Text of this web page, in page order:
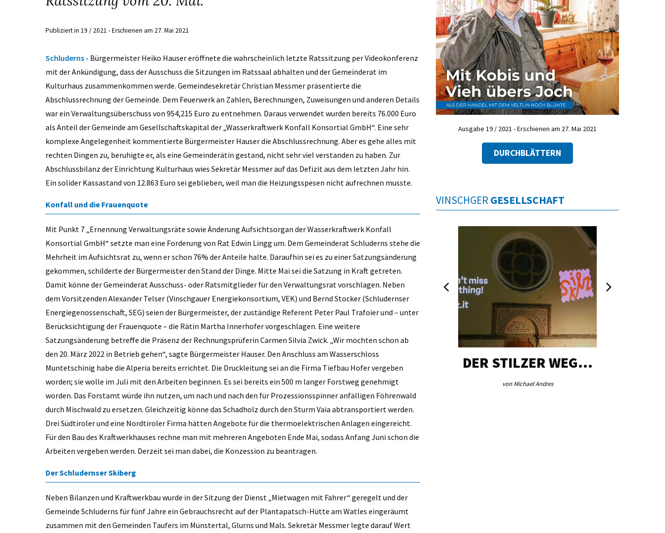
Publiziert in 19 / 2021 - Erschienen am 27. Mai 2021
Schluderns - Bürgermeister Heiko Hauser eröffnete die wahrscheinlich letzte Ratssitzung per Videokonferenz
mit der Ankündigung, dass der Ausschuss die Sitzungen im Ratssaal abhalten und der Gemeinderat im
Kulturhaus zusammenkommen werde. Gemeindesekretär Christian Messmer präsentierte die
Abschlussrechnung der Gemeinde. Dem Feuerwerk an Zahlen, Berechnungen, Zuweisungen und anderen Details
war ein Verwaltungsüberschuss von 954,215 Euro zu entnehmen. Daraus verwendet wurden bereits 76.000 Euro
als Anteil der Gemeinde am Gesellschaftskapital der „Wasserkraftwerk Konfall Konsortial GmbH“. Eine sehr
komplexe Angelegenheit kommentierte Bürgermeister Hauser die Abschlussrechnung. Aber es gehe alles mit
rechten Dingen zu, beruhigte er, als eine Gemeinderätin gestand, nicht sehr viel verstanden zu haben. Zur
Abschlussbilanz der Einrichtung Kulturhaus wies Sekretär Messmer auf das Defizit aus dem letzten Jahr hin.
Ein solider Kassastand von 12.863 Euro sei geblieben, weil man die Heizungsspesen nicht aufrechnen musste.
Konfall und die Frauenquote
Mit Punkt 7 „Ernennung Verwaltungsräte sowie Änderung Aufsichtsorgan der Wasserkraftwerk Konfall
Konsortial GmbH“ setzte man eine Forderung von Rat Edwin Lingg um. Dem Gemeinderat Schluderns stehe die
Mehrheit im Aufsichtsrat zu, wenn er schon 76% der Anteile halte. Daraufhin sei es zu einer Satzungsänderung
gekommen, schilderte der Bürgermeister den Stand der Dinge. Mitte Mai sei die Satzung in Kraft getreten.
Damit könne der Gemeinderat Ausschuss- oder Ratsmitglieder für den Verwaltungsrat vorschlagen. Neben
dem Vorsitzenden Alexander Telser (Vinschgauer Energiekonsortium, VEK) und Bernd Stocker (Schludernser
Energiegenossenschaft, SEG) seien der Bürgermeister, der zuständige Referent Peter Paul Trafoier und – unter
Berücksichtigung der Frauenquote – die Rätin Martha Innerhofer vorgeschlagen. Eine weitere
Satzungsänderung betreffe die Präsenz der Rechnungsprüferin Carmen Silvia Zwick. „Wir möchten schon ab
den 20. März 2022 in Betrieb gehen“, sagte Bürgermeister Hauser. Den Anschluss am Wasserschloss
Muntetschinig habe die Alperia bereits errichtet. Die Druckleitung sei an die Firma Tiefbau Hofer vergeben
worden; sie wolle im Juli mit den Arbeiten beginnen. Es sei bereits ein 500 m langer Forstweg genehmigt
worden. Das Forstamt würde ihn nutzen, um nach und nach den für Prozessionsspinner anfälligen Föhrenwald
durch Mischwald zu ersetzen. Gleichzeitig könne das Schadholz durch den Sturm Vaia abtransportiert werden.
Drei Südtiroler und eine Nordtiroler Firma hätten Angebote für die thermoelektrischen Anlagen eingereicht.
Für den Bau des Kraftwerkhauses rechne man mit mehreren Angeboten Ende Mai, sodass Anfang Juni schon die
Arbeiten vergeben werden. Derzeit sei man dabei, die Konzession zu beantragen.
Der Schludernser Skiberg
Neben Bilanzen und Kraftwerkbau wurde in der Sitzung der Dienst „Mietwagen mit Fahrer“ geregelt und der
Gemeinde Schluderns für fünf Jahre ein Gebrauchsrecht auf der Plantapatsch-Hütte am Watles eingeräumt
zusammen mit den Gemeinden Taufers im Münstertal, Glurns und Mals. Sekretär Messmer legte darauf Wert
Ausgabe 19 / 2021 - Erschienen am 27. Mai 2021
DURCHBLÄTTERN
VINSCHGER GESELLSCHAFT
DER STILZER WEG…
von Michael Andres